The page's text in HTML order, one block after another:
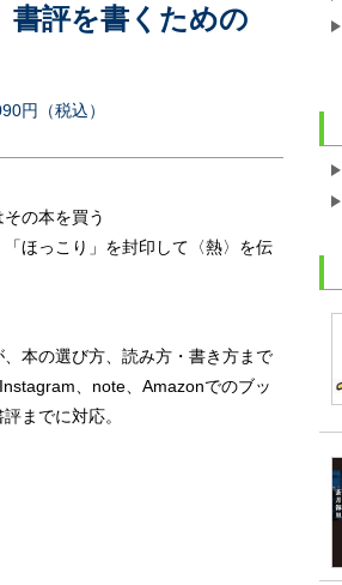
評を書くための
円（税込）
の本を買う
「ほっこり」を封印して〈熱〉を伝
本の選び方、読み方・書き方まで
、note、Amazonでのブッ
までに対応。